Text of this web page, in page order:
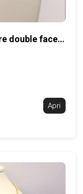
Collana maglia spiga con cuore double face in SCONTO
Apri